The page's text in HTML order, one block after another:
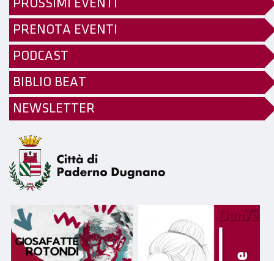
PROSSIMI EVENTI
PRENOTA EVENTI
PODCAST
BIBLIO BEAT
NEWSLETTER